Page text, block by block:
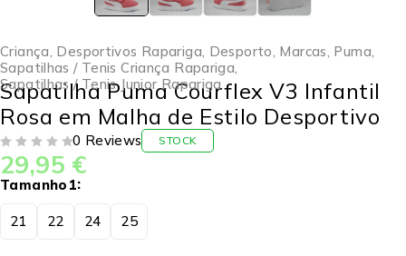
Criança, Desportivos Rapariga, Desporto, Marcas, Puma,
Sapatilhas / Tenis Criança Rapariga,
Sapatilhas / Tenis Junior Rapariga
Sapatilha Puma Courflex V3 Infantil
Rosa em Malha de Estilo Desportivo
0 Reviews STOCK
29,95 €
Tamanho1
21 22 24 25